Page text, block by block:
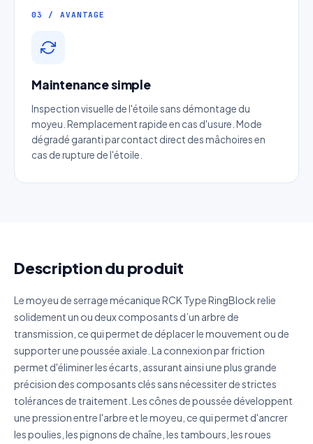
03 / AVANTAGE
Maintenance simple
Inspection visuelle de l'étoile sans démontage du
moyeu. Remplacement rapide en cas d'usure. Mode
dégradé garanti par contact direct des mâchoires en
cas de rupture de l'étoile.
Description du produit
Le moyeu de serrage mécanique RCK Type RingBlock relie
solidement un ou deux composants d’un arbre de
transmission, ce qui permet de déplacer le mouvement ou de
supporter une poussée axiale. La connexion par friction
permet d'éliminer les écarts, assurant ainsi une plus grande
précision des composants clés sans nécessiter de strictes
tolérances de traitement. Les cônes de poussée développent
une pression entre l'arbre et le moyeu, ce qui permet d'ancrer
les poulies, les pignons de chaîne, les tambours, les roues
Téléphone*
Catégorie
J'accepte que mes données soient utilisées pour traiter
Politique de confidentialité
Envoyer ma demande de devis